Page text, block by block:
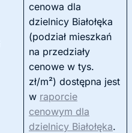
cenowa dla
dzielnicy Białołęka
(podział mieszkań
na przedziały
cenowe w tys.
zł/m²) dostępna jest
w raporcie
cenowym dla
dzielnicy Białołęka.